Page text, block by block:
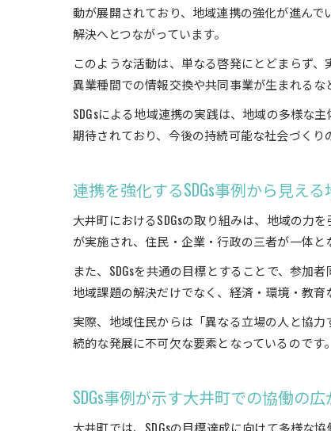
動が展開されており、地域連携の強化が進ん
解決へとつながっています。
このような活動は、単なる啓発にとどまらず
異業種間での情報交換や共同事業が生まれるな
SDGsによる地域連携の実践は、地域の多様な
期待されており、今後の持続可能な社会づくり
連携を強化するSDGs事例から見え
大井町におけるSDGsの取り組みは、地域の力
が実施され、住民・企業・行政の三者が一体
また、SDGsを共通の目標とすることで、参加
地域課題の解決だけでなく、経済・環境・教育
実際、地域住民からは「異なる立場の人と協
続的な発展に不可欠な要素となっているのです。
SDGs事例が示す大井町での協働の広
大井町では、SDGsの目標達成に向けて多様な